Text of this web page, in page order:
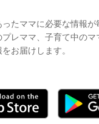
たママに必要な情報が
レママ、子育て中のマ
お届けします。